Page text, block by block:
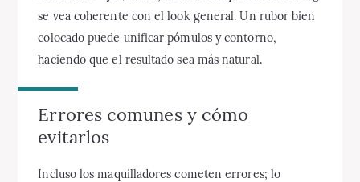
se vea coherente con el look general. Un rubor bien
colocado puede unificar pómulos y contorno,
haciendo que el resultado sea más natural.
Errores comunes y cómo
evitarlos
Incluso los maquilladores cometen errores; lo